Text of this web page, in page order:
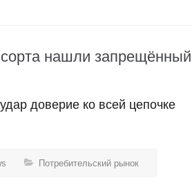
нашли запрещённый
доверие ко всей цепочке
Потребительский рынок